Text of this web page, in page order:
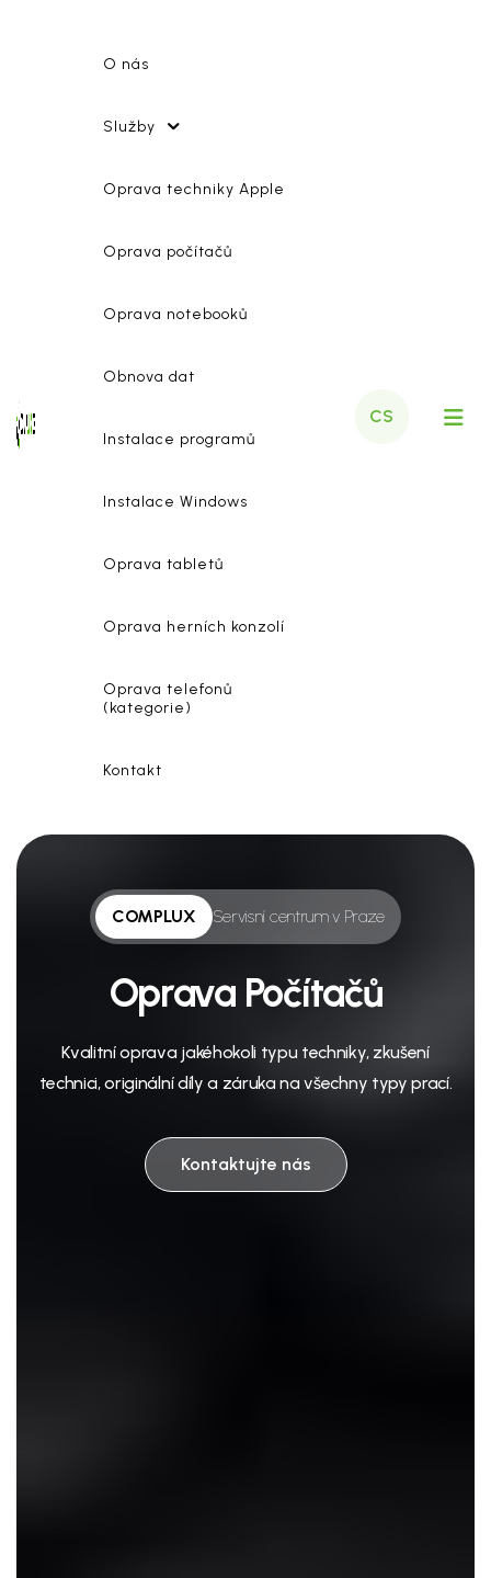
O nás
Služby
Oprava techniky Apple
Oprava počítačů
Oprava notebooků
Obnova dat
Instalace programů
Instalace Windows
Oprava tabletů
Oprava herních konzolí
Oprava telefonů
(kategorie)
Kontakt
CS
COMPLUX Servisní centrum v Praze
Oprava Počítačů
Kvalitní oprava jakéhokoli typu techniky, zkušení
technici, originální díly a záruka na všechny typy prací.
Kontaktujte nás